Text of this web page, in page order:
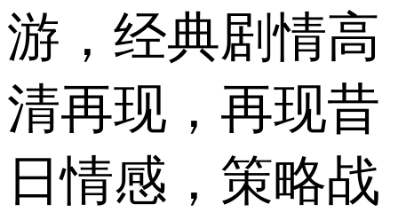
游，经典剧情高
清再现，再现昔
日情感，策略战